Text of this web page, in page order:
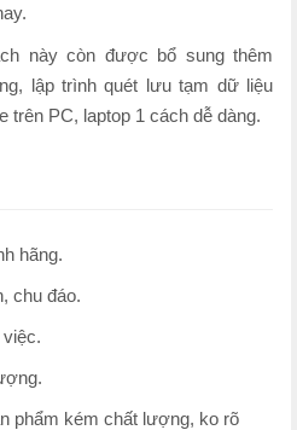
này còn được bổ sung thêm
lập trình quét lưu tạm dữ liệu
trên PC, laptop 1 cách dễ dàng.
hãng.
chu đáo.
phẩm kém chất lượng, ko rõ